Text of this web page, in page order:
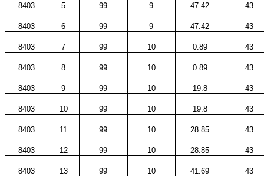
8403 5 99 9 47.42 43
8403 6 99 9 47.42 43
8403 7 99 10 0.89 43
8403 8 99 10 0.89 43
8403 9 99 10 19.8 43
8403 10 99 10 19.8 43
8403 11 99 10 28.85 43
8403 12 99 10 28.85 43
8403 13 99 10 41.69 43